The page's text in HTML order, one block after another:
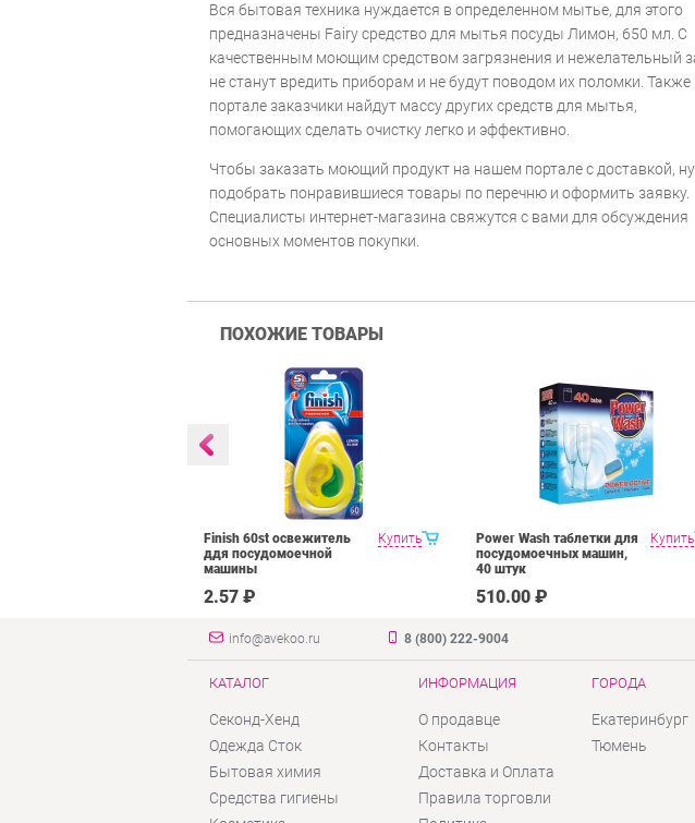
Вся бытовая техника нуждается в определенном мытье, для этого
предназначены Fairy средство для мытья посуды Лимон, 650 мл. С
качественным моющим средством загрязнения и нежелательный
не станут вредить приборам и не будут поводом их поломки. Также
портале заказчики найдут массу других средств для мытья,
помогающих сделать очистку легко и эффективно.
Чтобы заказать моющий продукт на нашем портале с доставкой,
подобрать понравившиеся товары по перечню и оформить заявку.
Специалисты интернет-магазина свяжутся с вами для обсуждения
основных моментов покупки.
ПОХОЖИЕ ТОВАРЫ
Купить
Finish 60st освежитель
ддя посудомоечной
машины
2.57 ₽
Купить
Power Wash таблетки для
посудомоечных машин,
40 штук
510.00 ₽
info@avekoo.ru 8 (800) 222-9004
КАТАЛОГ
Секонд-Хенд
Одежда Сток
Бытовая химия
Средства гигиены
ИНФОРМАЦИЯ
О продавце
Контакты
Доставка и Оплата
Правила торговли
ГОРОДА
Екатеринбург
Тюмень